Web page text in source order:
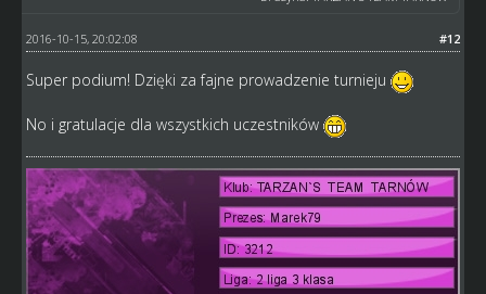
#12
2016-10-15, 20:02:08
Super podium! Dzięki za fajne prowadzenie turnieju
No i gratulacje dla wszystkich uczestników